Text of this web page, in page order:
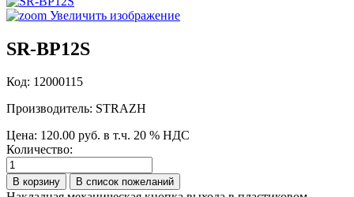
Увеличить изображение
SR-BP12S
Код: 12000115
Производитель: STRAZH
Цена: 120.00 руб. в т.ч. 20 % НДС
Количество: